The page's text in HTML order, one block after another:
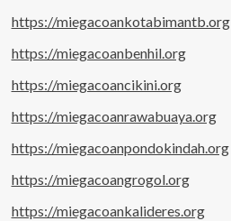
https://miegacoankotabimantb.org
https://miegacoanbenhil.org
https://miegacoancikini.org
https://miegacoanrawabuaya.org
https://miegacoanpondokindah.org
https://miegacoangrogol.org
https://miegacoankalideres.org